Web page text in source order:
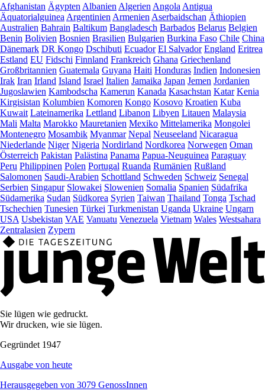
Afghanistan Ägypten Albanien Algerien Angola Antigua
Äquatorialguinea Argentinien Armenien Aserbaidschan Äthiopien
Australien Bahrain Baltikum Bangladesch Barbados Belarus Belgien
Benin Bolivien Bosnien Brasilien Bulgarien Burkina Faso Chile China
Dänemark DR Kongo Dschibuti Ecuador El Salvador England Eritrea
Estland EU Fidschi Finnland Frankreich Ghana Griechenland
Großbritannien Guatemala Guyana Haiti Honduras Indien Indonesien
Irak Iran Irland Island Israel Italien Jamaika Japan Jemen Jordanien
Jugoslawien Kambodscha Kamerun Kanada Kasachstan Katar Kenia
Kirgisistan Kolumbien Komoren Kongo Kosovo Kroatien Kuba
Kuwait Lateinamerika Lettland Libanon Libyen Litauen Malaysia
Mali Malta Marokko Mauretanien Mexiko Mittelamerika Mongolei
Montenegro Mosambik Myanmar Nepal Neuseeland Nicaragua
Niederlande Niger Nigeria Nordirland Nordkorea Norwegen Oman
Österreich Pakistan Palästina Panama Papua-Neuguinea Paraguay
Peru Philippinen Polen Portugal Ruanda Rumänien Rußland
Salomonen Saudi-Arabien Schottland Schweden Schweiz Senegal
Serbien Singapur Slowakei Slowenien Somalia Spanien Südafrika
Südamerika Sudan Südkorea Syrien Taiwan Thailand Tonga Tschad
Tschechien Tunesien Türkei Turkmenistan Uganda Ukraine Ungarn
USA Usbekistan VAE Vanuatu Venezuela Vietnam Wales Westsahara
Zentralasien Zypern
Sie lügen wie gedruckt.
Wir drucken, wie sie lügen.
Gegründet 1947
Ausgabe von heute
Herausgegeben von 3079 GenossInnen